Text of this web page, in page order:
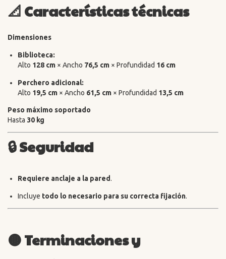
📐 Características técnicas
Dimensiones
Biblioteca:
Alto 128 cm × Ancho 76,5 cm × Profundidad 16 cm
Perchero adicional:
Alto 19,5 cm × Ancho 61,5 cm × Profundidad 13,5 cm
Peso máximo soportado
Hasta 30 kg
🔒Seguridad
Requiere anclaje a la pared.
Incluye todo lo necesario para su correcta fijación.
🟤 Terminaciones y